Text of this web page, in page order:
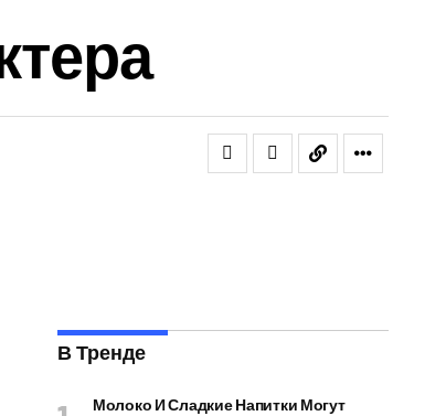
В Тренде
Молоко И Сладкие Напитки Могут